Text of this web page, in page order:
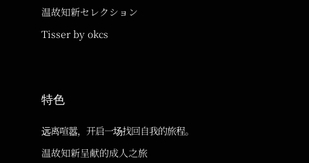
温故知新セレクション
Tisser by okcs
特色
远离喧嚣，开启一场找回自我的旅程。
温故知新呈献的成人之旅